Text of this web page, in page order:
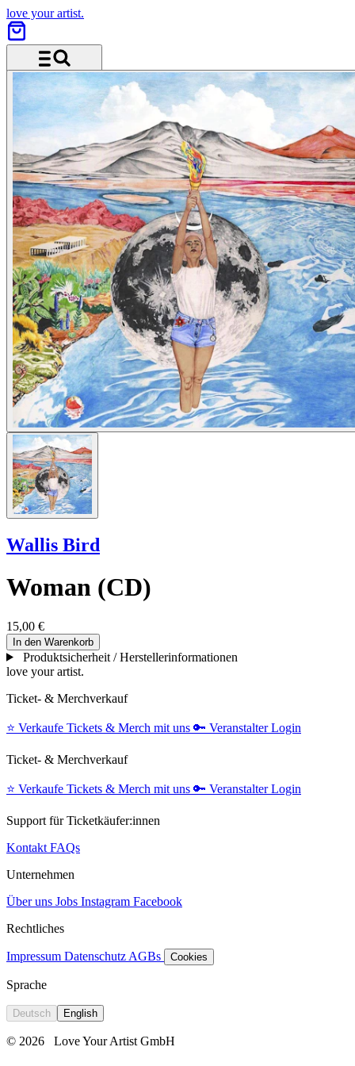
love your artist.
Menü und Suche
Wallis Bird
Woman (CD)
15,00 €
In den Warenkorb
Produktsicherheit / Herstellerinformationen
love your artist.
Ticket- & Merchverkauf
⭐️ Verkaufe Tickets & Merch mit uns 🔑 Veranstalter Login
Ticket- & Merchverkauf
⭐️ Verkaufe Tickets & Merch mit uns 🔑 Veranstalter Login
Support für Ticketkäufer:innen
Kontakt FAQs
Unternehmen
Über uns Jobs Instagram Facebook
Rechtliches
Impressum Datenschutz AGBs Cookies
Sprache
Deutsch English
© 2026 Love Your Artist GmbH